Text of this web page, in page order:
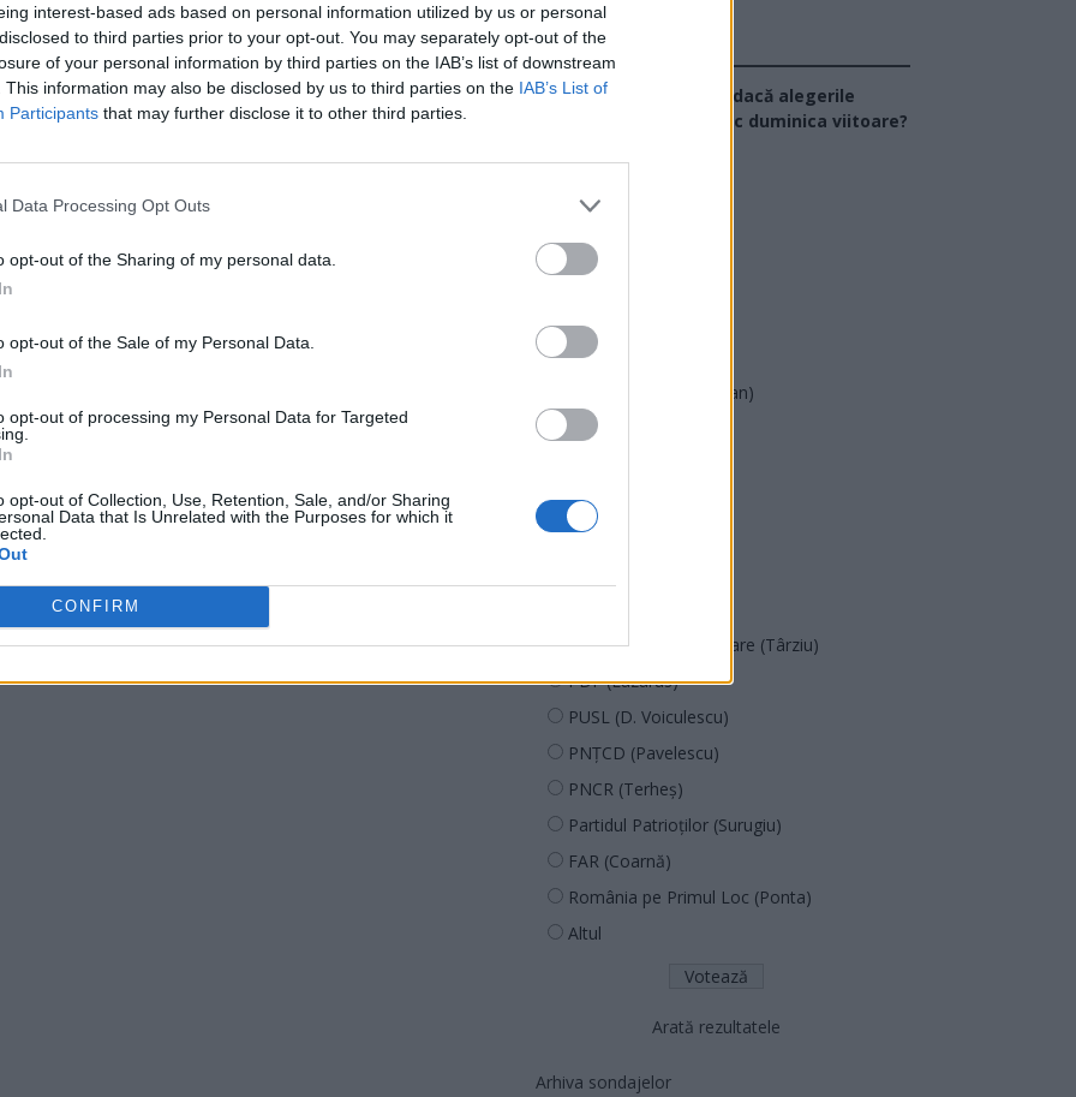
interest-based ads based on personal information utilized by us or personal
to third parties prior to your opt-out. You may separately opt-out of the
of your personal information by third parties on the IAB’s list of downstream
This information may also be disclosed by us to third parties on the IAB’s List of
Participants that may further disclose it to other third parties.
Data Processing Opt Outs
opt-out of the Sharing of my personal data.
opt-out of the Sale of my Personal Data.
opt-out of processing my Personal Data for Targeted
opt-out of Collection, Use, Retention, Sale, and/or Sharing
Data that Is Unrelated with the Purposes for which it
CONFIRM
Sondaj
Ce partid ați vota dacă alegerile
parlamentare ar avea loc duminica viitoare?
PNL
PSD
PMP (Tomac)
Forța Dreptei (L. Orban)
PNȚMM
SENS
SOS (Șoșoacă)
Acțiunea Conservatoare (Târziu)
PDF (Lazarus)
PUSL (D. Voiculescu)
PNȚCD (Pavelescu)
PNCR (Terheș)
Partidul Patrioților (Surugiu)
FAR (Coarnă)
România pe Primul Loc (Ponta)
Altul
Arată rezultatele
Arhiva sondajelor